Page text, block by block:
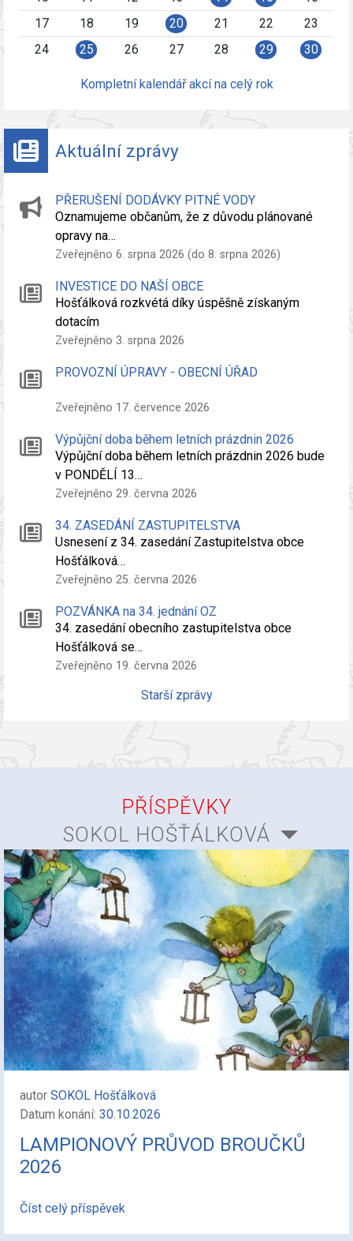
17
18 19 20 21 22
23
24
25 26 27 28 29 30
Kompletní kalendář akcí na celý rok
Aktuální zprávy
PŘERUŠENÍ DODÁVKY PITNÉ VODY
Oznamujeme občanům, že z důvodu plánované
opravy na…
Zveřejněno 6. srpna 2026 (do 8. srpna 2026)
INVESTICE DO NAŠÍ OBCE
Hošťálková rozkvétá díky úspěšně získaným
dotacím
Zveřejněno 3. srpna 2026
PROVOZNÍ ÚPRAVY - OBECNÍ ÚŘAD
Zveřejněno 17. července 2026
Výpůjční doba během letních prázdnin 2026
Výpůjční doba během letních prázdnin 2026 bude
v PONDĚLÍ 13…
Zveřejněno 29. června 2026
34. ZASEDÁNÍ ZASTUPITELSTVA
Usnesení z 34. zasedání Zastupitelstva obce
Hošťálková…
Zveřejněno 25. června 2026
POZVÁNKA na 34. jednání OZ
34. zasedání obecního zastupitelstva obce
Hošťálková se…
Zveřejněno 19. června 2026
Starší zprávy
PŘÍSPĚVKY
SOKOL HOŠŤÁLKOVÁ
autor SOKOL Hošťálková
Datum konání: 30.10.2026
LAMPIONOVÝ PRŮVOD BROUČKŮ
2026
Číst celý příspěvek